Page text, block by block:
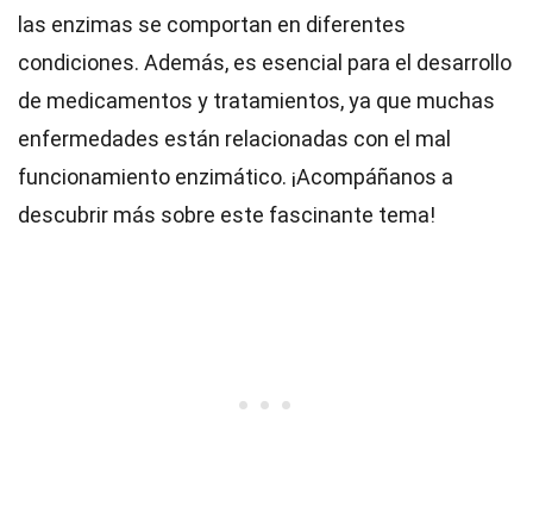
las enzimas se comportan en diferentes
condiciones. Además, es esencial para el desarrollo
de medicamentos y tratamientos, ya que muchas
enfermedades están relacionadas con el mal
funcionamiento enzimático. ¡Acompáñanos a
descubrir más sobre este fascinante tema!